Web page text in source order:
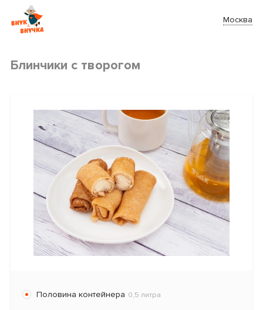
Москва
Блинчики с творогом
Половина контейнера 0,5 литра